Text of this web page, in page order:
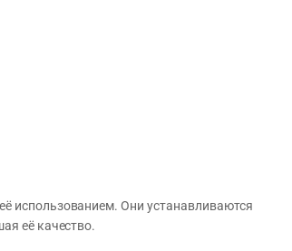
использованием. Они устанавливаются
её качество.